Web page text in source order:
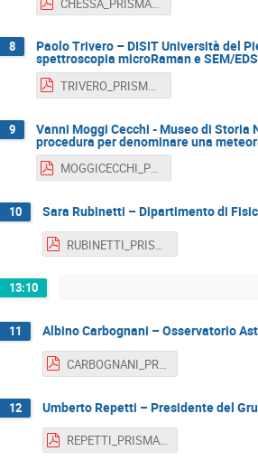
8 Paolo Trivero – DISIT Università del
spettroscopia microRaman e SEM/
TRIVERO_PRISMA_Day2017.pdf
9 Vanni Moggi Cecchi - Museo di
procedura per denominare una
MOGGICECCHI_PRISMA_Day2017.pdf
10 Sara Rubinetti – Dipartimento di
RUBINETTI_PRISMA_Day2017.pdf
13:10
11 Albino Carbognani – Osservatorio
CARBOGNANI_PRISMA_Day2017.pdf
12 Umberto Repetti – Presidente del
REPETTI_PRISMA_Day2017.pdf